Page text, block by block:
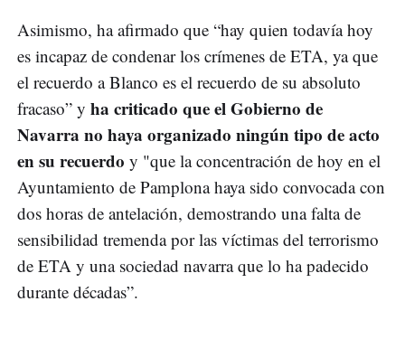
Asimismo, ha afirmado que “hay quien todavía hoy
es incapaz de condenar los crímenes de ETA, ya que
el recuerdo a Blanco es el recuerdo de su absoluto
fracaso” y ha criticado que el Gobierno de
Navarra no haya organizado ningún tipo de acto
en su recuerdo y "que la concentración de hoy en el
Ayuntamiento de Pamplona haya sido convocada con
dos horas de antelación, demostrando una falta de
sensibilidad tremenda por las víctimas del terrorismo
de ETA y una sociedad navarra que lo ha padecido
durante décadas”.